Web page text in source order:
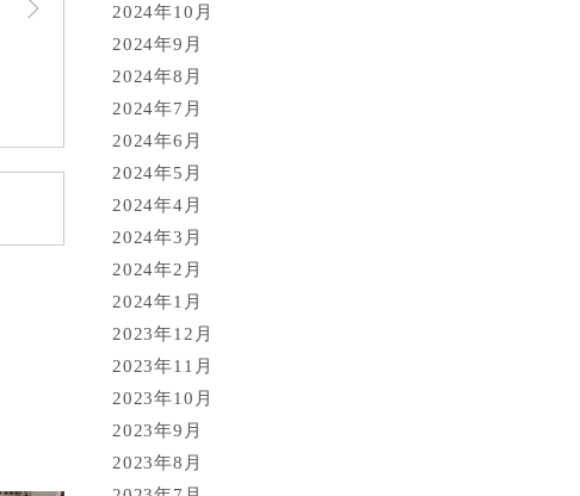
2024年10月
2024年9月
2024年8月
2024年7月
2024年6月
2024年5月
2024年4月
2024年3月
2024年2月
2024年1月
2023年12月
2023年11月
2023年10月
2023年9月
2023年8月